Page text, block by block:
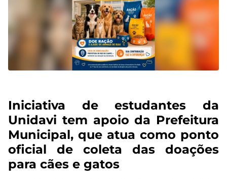
Iniciativa de estudantes da
Unidavi tem apoio da Prefeitura
Municipal, que atua como ponto
oficial de coleta das doações
para cães e gatos